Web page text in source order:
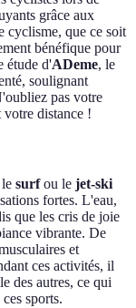
grâce aux
cyclisme, que ce soit
bénéfique pour
étude d'ADeme, le
soulignant
pas votre
distance !
surfou le jet-ski
fortes. L'eau,
que les cris de joie
vibrante. De
et
ces activités, il
des autres, ce qui
sports.